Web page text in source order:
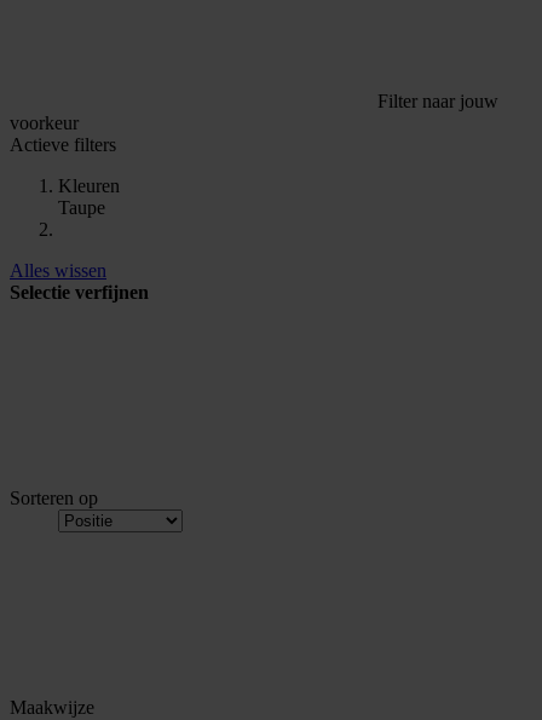
Filter naar jouw
voorkeur
Actieve filters
Kleuren
Taupe
Alles wissen
Selectie verfijnen
Sorteren op
Maakwijze